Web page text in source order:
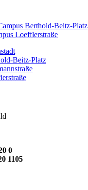
Berthold-Beitz-Platz
Loefflerstraße
Beitz-Platz
0
1105